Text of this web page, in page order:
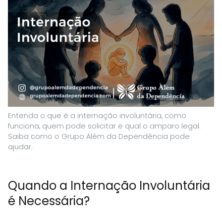
Entenda o que é a internação involuntária, como
funciona, quem pode solicitar e qual o amparo legal.
Saiba como o Grupo Além da Dependência pode
ajudar.
Quando a Internação Involuntária
é Necessária?